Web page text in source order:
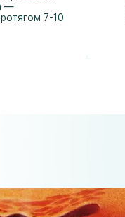
—
7-10